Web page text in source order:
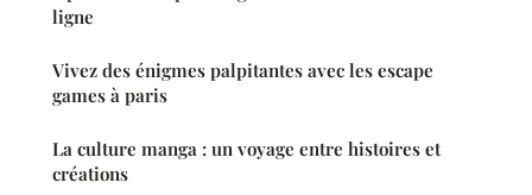
ligne
Vivez des énigmes palpitantes avec les escape
games à paris
La culture manga : un voyage entre histoires et
créations